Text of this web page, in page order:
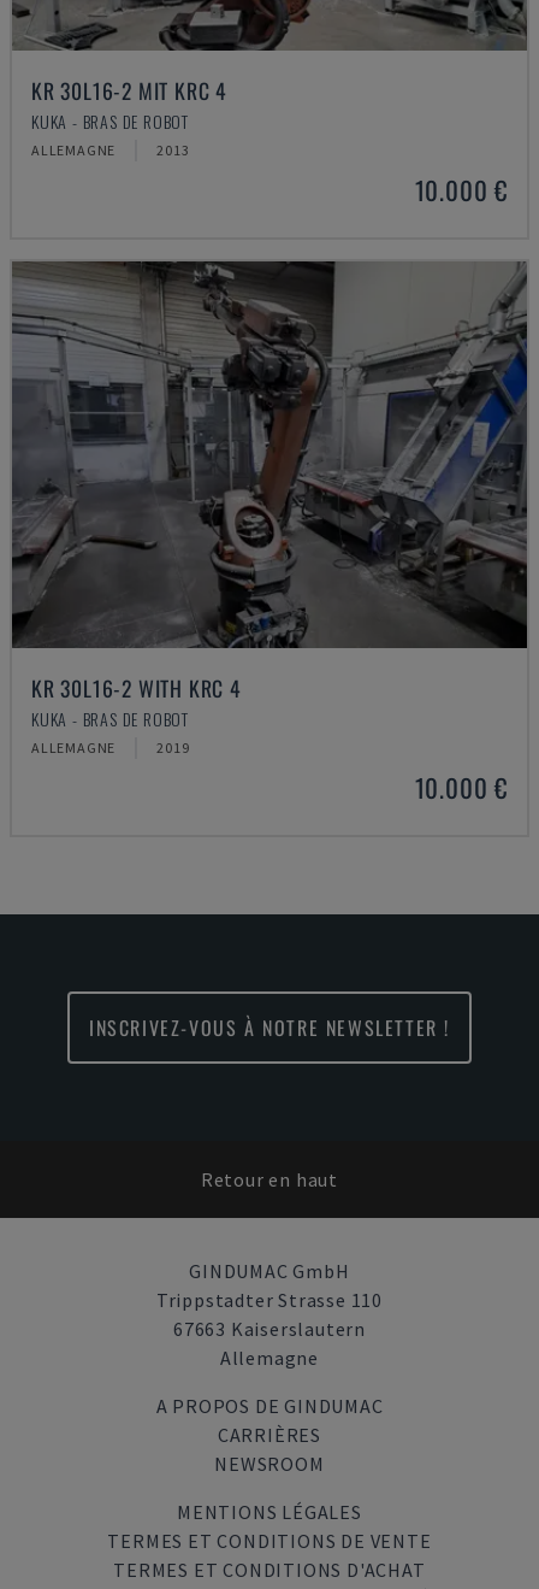
KR 30L16-2 MIT KRC 4
KUKA - BRAS DE ROBOT
ALLEMAGNE 2013
10.000 €
KR 30L16-2 WITH KRC 4
KUKA - BRAS DE ROBOT
ALLEMAGNE 2019
10.000 €
INSCRIVEZ-VOUS À NOTRE NEWSLETTER !
Retour en haut
GINDUMAC GmbH
Trippstadter Strasse 110
67663 Kaiserslautern
Allemagne
A PROPOS DE GINDUMAC
CARRIÈRES
NEWSROOM
MENTIONS LÉGALES
TERMES ET CONDITIONS DE VENTE
TERMES ET CONDITIONS D'ACHAT